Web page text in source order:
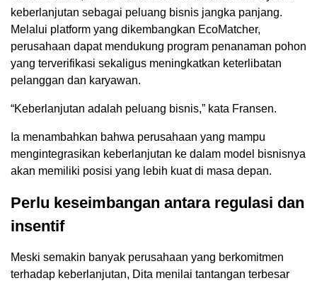
keberlanjutan sebagai peluang bisnis jangka panjang.
Melalui platform yang dikembangkan EcoMatcher,
perusahaan dapat mendukung program penanaman pohon
yang terverifikasi sekaligus meningkatkan keterlibatan
pelanggan dan karyawan.
“Keberlanjutan adalah peluang bisnis,” kata Fransen.
Ia menambahkan bahwa perusahaan yang mampu
mengintegrasikan keberlanjutan ke dalam model bisnisnya
akan memiliki posisi yang lebih kuat di masa depan.
Perlu keseimbangan antara regulasi dan
insentif
Meski semakin banyak perusahaan yang berkomitmen
terhadap keberlanjutan, Dita menilai tantangan terbesar